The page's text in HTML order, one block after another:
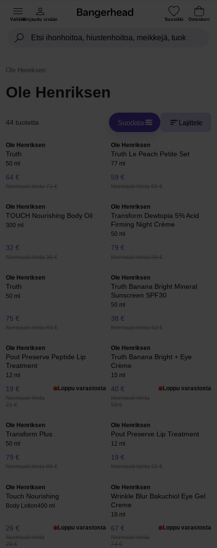
ValikkoKirjaudu sisään Suosikki Ostoskori
Ole Henriksen
Ole Henriksen
44 tuotetta Suodata Lajittele
Ole Henriksen
Truth
50 ml
64 €
Normaali hinta 71 €
Ole Henriksen
Truth Le Peach Petite Set
77 ml
59 €
Normaali hinta 65 €
Ole Henriksen
TOUCH Nourishing Body Oil
300 ml
32 €
Normaali hinta 36 €
Ole Henriksen
Transform Dewtopia 5% Acid
Firming Night Crème
50 ml
79 €
Normaali hinta 88 €
Ole Henriksen
Truth
50 ml
75 €
Normaali hinta 83 €
Ole Henriksen
Truth Banana Bright Mineral
Sunscreen SPF30
50 ml
38 €
Normaali hinta 42 €
Ole Henriksen
Pout Preserve Peptide Lip
Treatment
12 ml
19 €
Normaali hinta
21 €
Loppu varastosta
Ole Henriksen
Truth Banana Bright + Eye
Crème
15 ml
40 €
Normaali hinta
59 €
Loppu varastosta
Ole Henriksen
Transform Plus
50 ml
79 €
Normaali hinta 88 €
Ole Henriksen
Pout Preserve Lip Treatment
12 ml
19 €
Normaali hinta 21 €
Ole Henriksen
Touch Nourishing
Body Lotion400 ml
26 €
Normaali hinta
29 €
Loppu varastosta
Ole Henriksen
Wrinkle Blur Bakuchiol Eye Gel
Creme
18 ml
67 €
Normaali hinta
74 €
Loppu varastosta